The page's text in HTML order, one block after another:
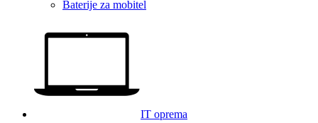
Baterije za mobitel
IT oprema